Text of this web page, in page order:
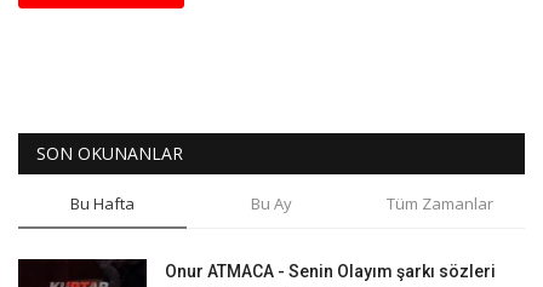
SON OKUNANLAR
Bu Hafta Bu Ay Tüm Zamanlar
Onur ATMACA - Senin Olayım şarkı sözleri